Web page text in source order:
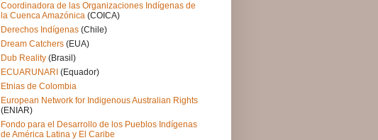
Coordinadora de las Organizaciones Indígenas de
la Cuenca Amazónica (COICA)
Derechos Indígenas (Chile)
Dream Catchers (EUA)
Dub Reality (Brasil)
ECUARUNARI (Equador)
Etnias de Colombia
European Network for Indigenous Australian Rights
(ENIAR)
Fondo para el Desarrollo de los Pueblos Indígenas
de América Latina y El Caribe